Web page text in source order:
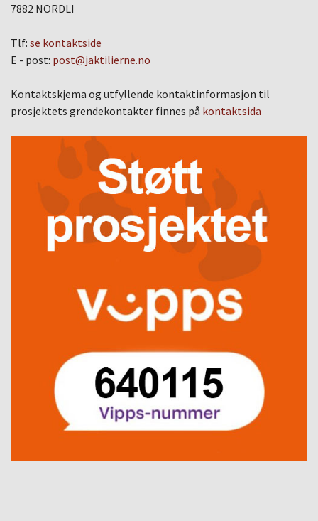
7882 NORDLI
Tlf: se kontaktside
E - post: post@jaktilierne.no
Kontaktskjema og utfyllende kontaktinformasjon til
prosjektets grendekontakter finnes på kontaktsida